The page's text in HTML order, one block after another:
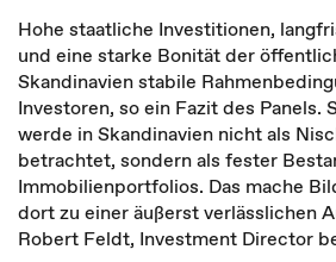
Hohe staatliche Investitionen,
und eine starke Bonität der
Skandinavien stabile
Investoren, so ein Fazit des Panels.
werde in Skandinavien nicht als
betrachtet, sondern als fester
Immobilienportfolios. Das mache
dort zu einer äußerst verlässlichen
Robert Feldt, Investment Director